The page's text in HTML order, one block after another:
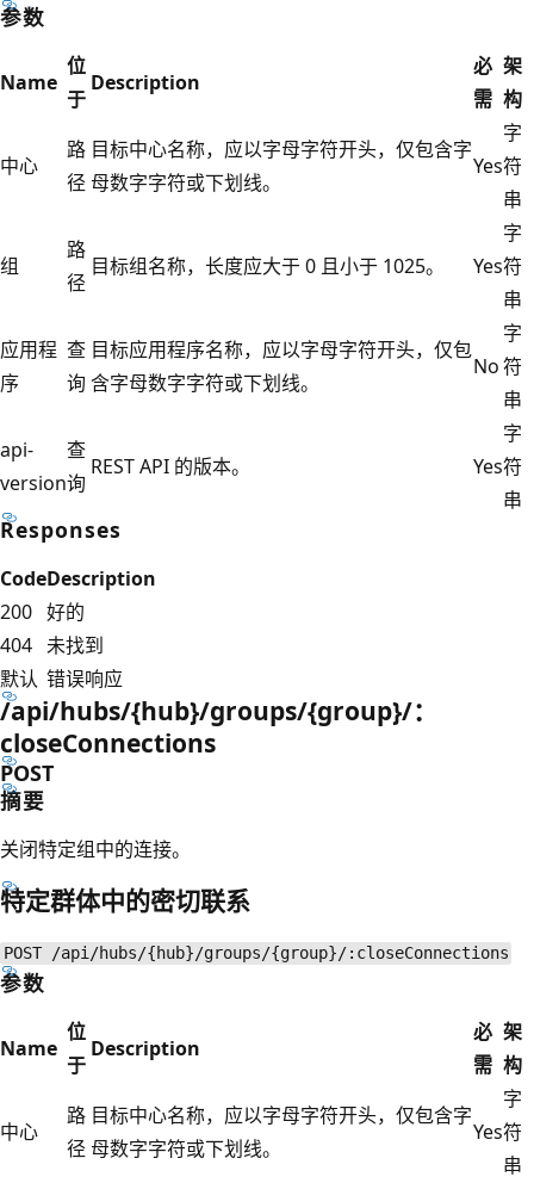
参数
Name
位
于
Description
必
需
架
构
中心
路
径
目标中心名称，应以字母字符开头，仅包含字
母数字字符或下划线。
Yes
字
符
串
组
路
径
目标组名称，长度应大于 0 且小于 1025。 Yes
字
符
串
应用程
序
查
询
目标应用程序名称，应以字母字符开头，仅包
含字母数字字符或下划线。
No
字
符
串
api-
version
查
询
REST API 的版本。 Yes
字
符
串
Responses
CodeDescription
200 好的
404 未找到
默认 错误响应
/api/hubs/{hub}/groups/{group}/：
closeConnections
POST
摘要
关闭特定组中的连接。
特定群体中的密切联系
POST /api/hubs/{hub}/groups/{group}/:closeConnections
参数
Name
位
于
Description
必
需
架
构
中心
路
径
目标中心名称，应以字母字符开头，仅包含字
母数字字符或下划线。
Yes
字
符
串